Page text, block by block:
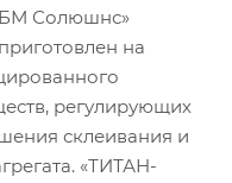
Солюшнс»
на
регулирующих
склеивания и
«ТИТАН-